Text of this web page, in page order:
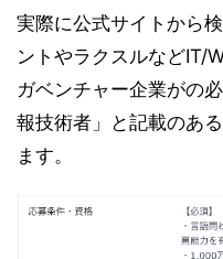
実際に公式サイトから
ントやラクスルなどIT/
ガベンチャー企業がの
報技術者」と記載のあ
ます。